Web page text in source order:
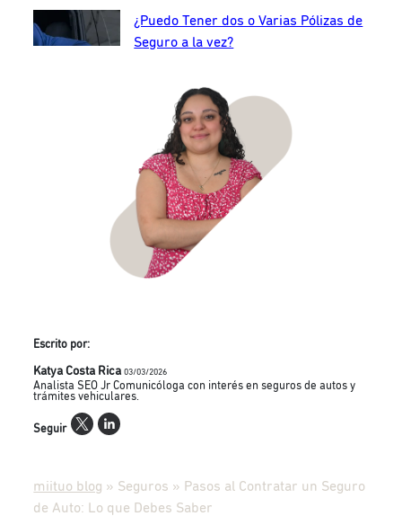
¿Puedo Tener dos o Varias Pólizas de
Seguro a la vez?
Escrito por:
Katya Costa Rica 03/03/2026
Analista SEO Jr Comunicóloga con interés en seguros de autos y
trámites vehiculares.
Seguir
miituo blog » Seguros » Pasos al Contratar un Seguro
de Auto: Lo que Debes Saber